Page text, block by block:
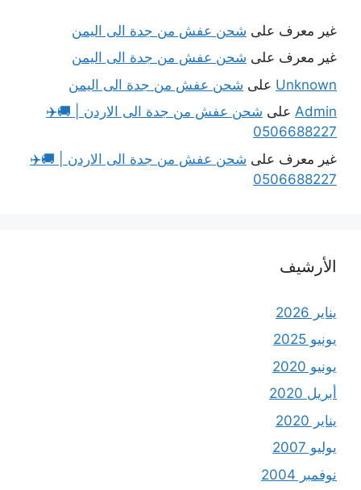
غير معرف على شحن عفش من جدة الى اليمن
غير معرف على شحن عفش من جدة الى اليمن
Unknown على شحن عفش من جدة الى اليمن
Admin على شحن عفش من جدة الى الاردن | 🚚✈️
0506688227
غير معرف على شحن عفش من جدة الى الاردن | 🚚✈️
0506688227
الأرشيف
يناير 2026
يونيو 2025
يونيو 2020
أبريل 2020
يناير 2020
يوليو 2007
نوفمبر 2004